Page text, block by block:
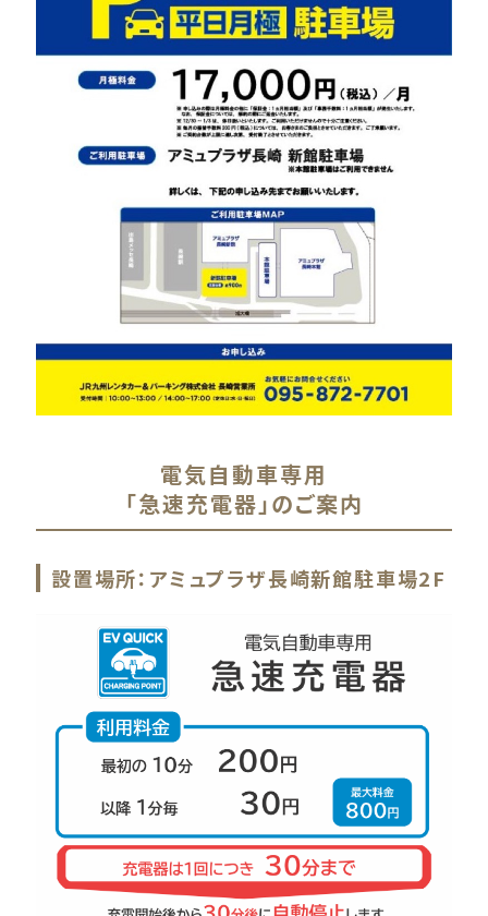
電気自動車専用
「急速充電器」のご案内
設置場所：アミュプラザ長崎新館駐車場2F